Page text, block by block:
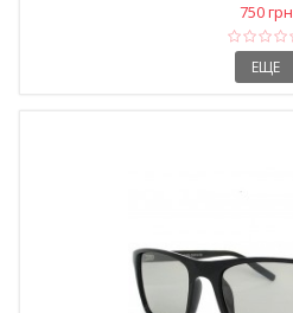
750 грн
ЕЩЕ